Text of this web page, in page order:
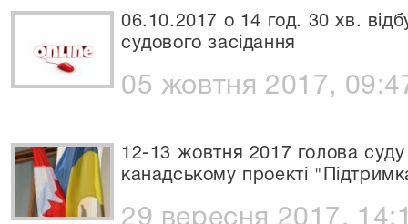
06.10.2017 о 14 год. 30 хв.
судового засідання
05 жовтня 2017,
12-13 жовтня 2017 голова суду
канадському проекті
29 вересня 2017,